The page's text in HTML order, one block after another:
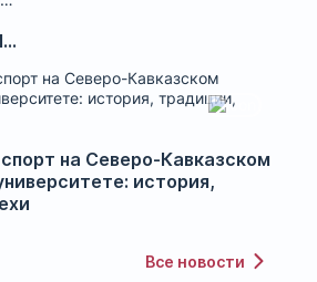
на Северо-Кавказском
история,
Все новости